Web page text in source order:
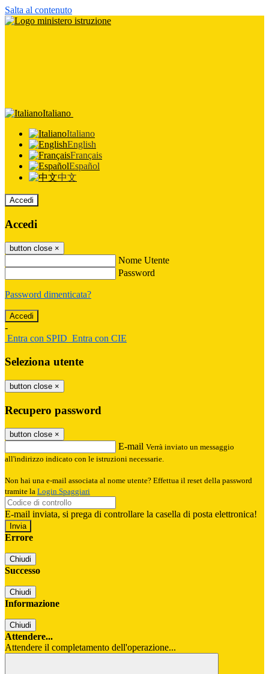
Salta al contenuto
Italiano
Italiano
English
Français
Español
中文
Accedi
Accedi
button close ×
Nome Utente
Password
Password dimenticata?
-
Entra con SPID Entra con CIE
Seleziona utente
button close ×
Recupero password
button close ×
E-mail Verrà inviato un messaggio
all'indirizzo indicato con le istruzioni necessarie.
Non hai una e-mail associata al nome utente? Effettua il reset della password
tramite la Login Spaggiari
E-mail inviata, si prega di controllare la casella di posta elettronica!
Errore
Chiudi
Successo
Chiudi
Informazione
Chiudi
Attendere...
Attendere il completamento dell'operazione...